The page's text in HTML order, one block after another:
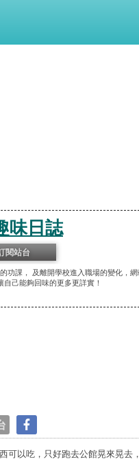
味日誌
課， 及離開學校進入職場的變化，
己能夠回味的更多更詳實！
閱站台
可以吃，只好跑去公館晃來晃去